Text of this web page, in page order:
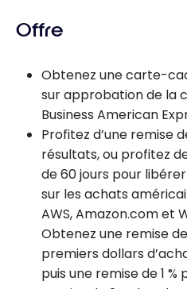
Offre
Obtenez une carte-
sur approbation de la
Business American
Profitez d’une remise
résultats, ou profitez
de 60 jours pour
sur les achats
AWS, Amazon.com et
Obtenez une remise de
premiers dollars
puis une remise de 1 %